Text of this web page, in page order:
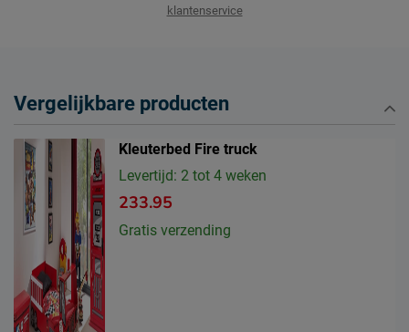
klantenservice
Vergelijkbare producten
Kleuterbed Fire truck
Levertijd: 2 tot 4 weken
233.95
Gratis verzending